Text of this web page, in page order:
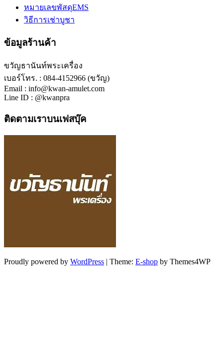
หมายเลขพัสดุEMS
วิธีการเช่าบูชา
ข้อมูลร้านค้า
ขวัญธานันท์พระเครื่อง
เบอร์โทร. : 084-4152966 (ขวัญ)
Email : info@kwan-amulet.com
Line ID : @kwanpra
ติดตามเราบนเฟสบุ๊ค
Proudly powered by WordPress | Theme: E-shop by Themes4WP